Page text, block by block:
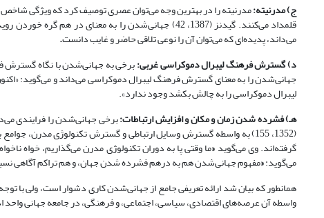
ج) مدرنیته:
قلمداد می‌کنند. گیدنز (1387، 42) جهانی‌شدن را به
می‌داند، پدیده‌ای که می‌توان آن را نوعی تلاقی حاضر و غایب دانست.
د) گسترش فرهنگ لیبرال دموکراسی غربی:
جهانی‌شدن را به معنای گسترش فرهنگ لیبرال دموکراسی می‌داند و می‌گوید:
لیبرال دموکراسی را به چالش بکشد وجود ندارد».
هـ) فشرده شدن زمان و مکان و افزایش ارتباطات:برخی جهانی‌شدن را فرایندی
(1352، 155) به واسطه گسترش وسایل ارتباطی و گسترش تکنولوژی
گرفته‌اند. وی می‌گوید«
می‌گوید:«مفهوم جهانی‌شدن هم به درهم فشرده شدن جهان، و هم تراکم آگاهی
همانطور که بیان شد ارائه تعریفی جامع از جهانی‌شدن کاری دشوار است، ولی با
واسطه آن عرصه‌های اقتصادی، سیاسی، اجتماعی، و فرهنگی، در جامعه جهانی